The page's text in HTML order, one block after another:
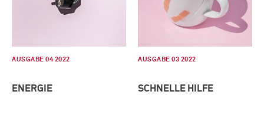
AUSGABE 04 2022
ENERGIE
AUSGABE 03 2022
SCHNELLE HILFE